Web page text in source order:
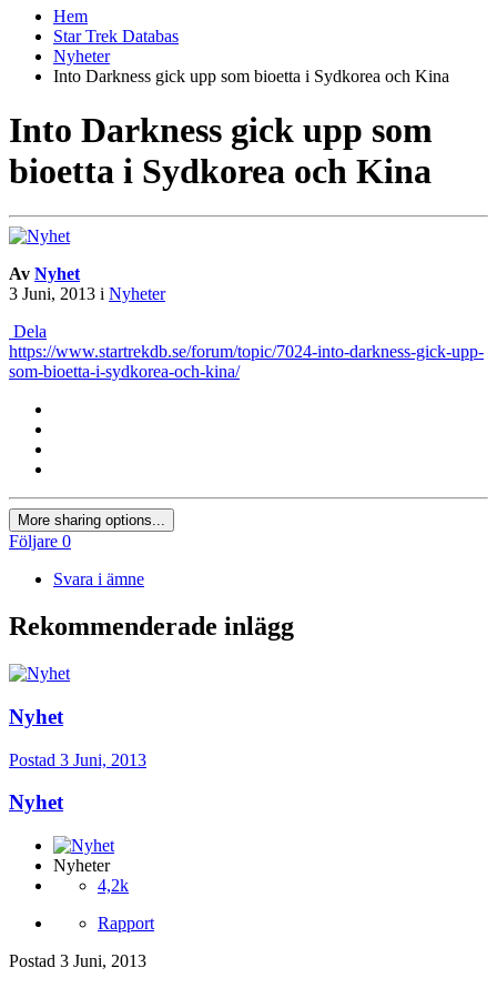
Hem
Star Trek Databas
Nyheter
Into Darkness gick upp som bioetta i Sydkorea och Kina
Into Darkness gick upp som
bioetta i Sydkorea och Kina
Av Nyhet
3 Juni, 2013 i Nyheter
Dela
https://www.startrekdb.se/forum/topic/7024-into-darkness-gick-upp-
som-bioetta-i-sydkorea-och-kina/
More sharing options...
Följare 0
Svara i ämne
Rekommenderade inlägg
Nyhet
Postad 3 Juni, 2013
Nyhet
Nyheter
4,2k
Rapport
Postad 3 Juni, 2013